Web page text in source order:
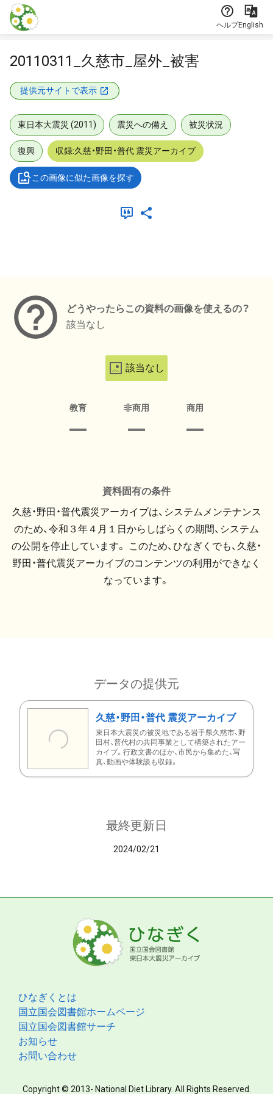
本文に飛ぶ
ヘルプEnglish
20110311_久慈市_屋外_被害
提供元サイトで表示
東日本大震災 (2011) 震災への備え 被災状況
復興 収録:久慈・野田・普代 震災アーカイブ
この画像に似た画像を探す
どうやったらこの資料の画像を使えるの？
該当なし
該当なし
教育 非商用 商用
資料固有の条件
久慈・野田・普代震災アーカイブは、システムメンテナンス
のため、令和３年４月１日からしばらくの期間、システム
の公開を停止しています。 このため、ひなぎくでも、久慈・
野田・普代震災アーカイブのコンテンツの利用ができなく
なっています。
データの提供元
久慈・野田・普代 震災アーカイブ
東日本大震災の被災地である岩手県久慈市、野
田村、普代村の共同事業として構築されたアー
カイブ。行政文書のほか、市民から集めた、写
真、動画や体験談も収録。
最終更新日
2024/02/21
ひなぎくとは
国立国会図書館ホームページ
国立国会図書館サーチ
お知らせ
お問い合わせ
Copyright © 2013- National Diet Library. All Rights Reserved.